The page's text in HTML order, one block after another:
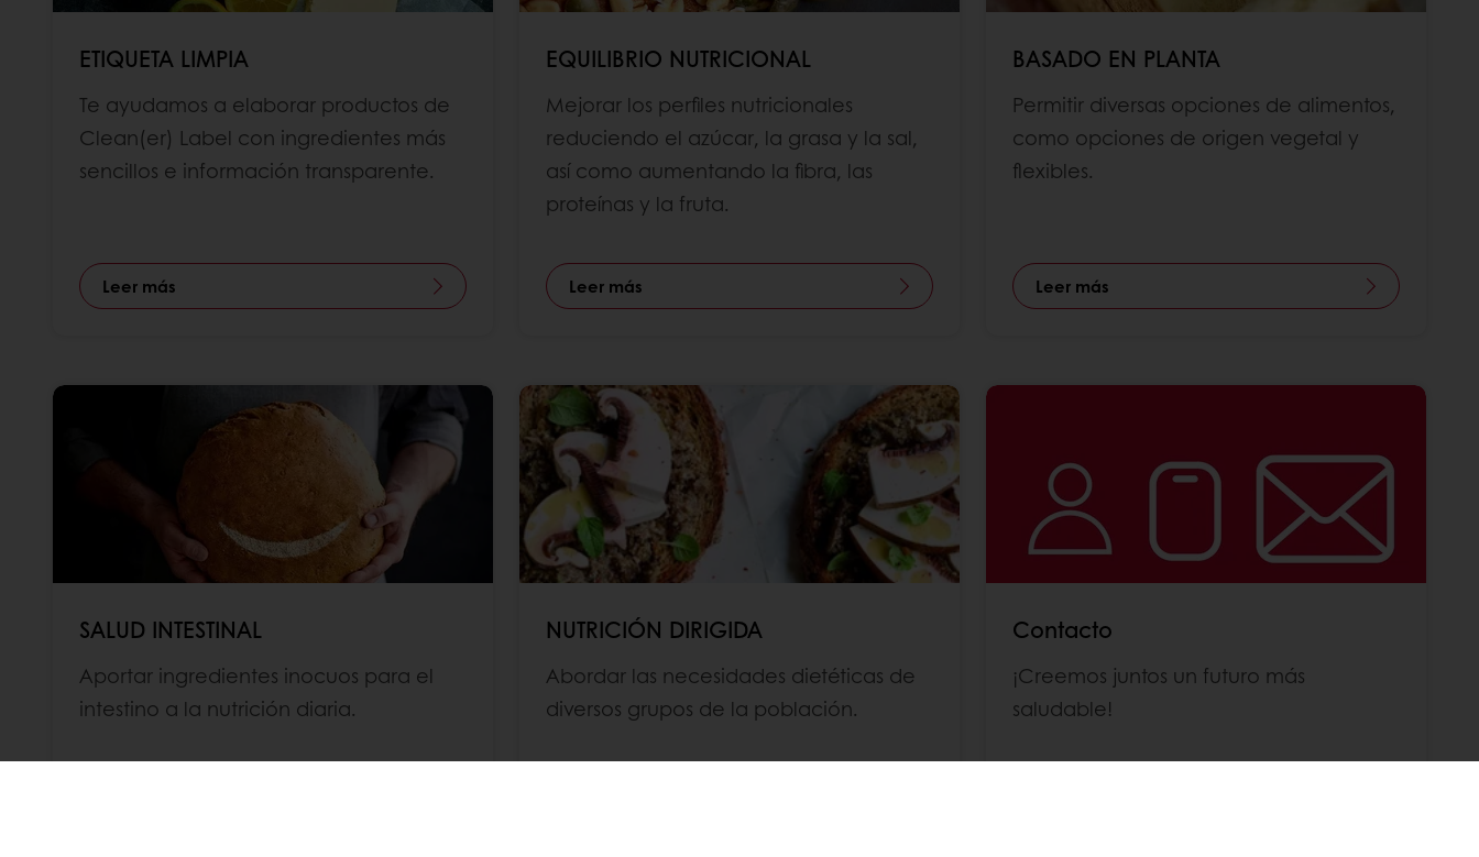
ETIQUETA LIMPIA
Te ayudamos a elaborar productos de
Clean(er) Label con ingredientes más
sencillos e información transparente.
Leer más
EQUILIBRIO NUTRICIONAL
Mejorar los perfiles nutricionales
reduciendo el azúcar, la grasa y la sal,
así como aumentando la fibra, las
proteínas y la fruta.
Leer más
BASADO EN PLANTA
Permitir diversas opciones de alimentos,
como opciones de origen vegetal y
flexibles.
Leer más
SALUD INTESTINAL
Aportar ingredientes inocuos para el
intestino a la nutrición diaria.
NUTRICIÓN DIRIGIDA
Abordar las necesidades dietéticas de
diversos grupos de la población.
Contacto
¡Creemos juntos un futuro más
saludable!